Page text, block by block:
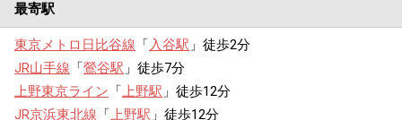
最寄駅
東京メトロ日比谷線 「入谷駅 」徒歩2分
JR山手線 「鶯谷駅 」徒歩7分
上野東京ライン 「上野駅 」徒歩12分
JR京浜東北線 「上野駅 」徒歩12分